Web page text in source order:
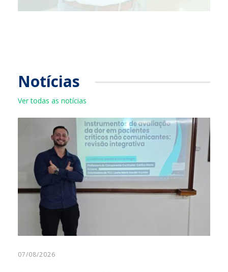
Notícias
Ver todas as notícias
07/08/2026